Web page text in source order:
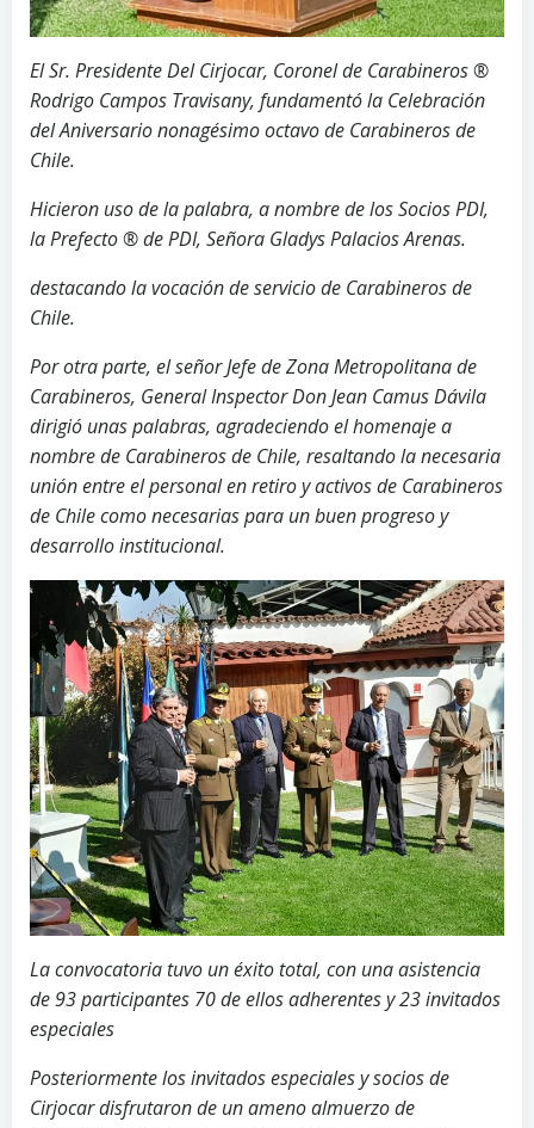
El Sr. Presidente Del Cirjocar, Coronel de Carabineros ®
Rodrigo Campos Travisany, fundamentó la Celebración
del Aniversario nonagésimo octavo de Carabineros de
Chile.
Hicieron uso de la palabra, a nombre de los Socios PDI,
la Prefecto ® de PDI, Señora Gladys Palacios Arenas.
destacando la vocación de servicio de Carabineros de
Chile.
Por otra parte, el señor Jefe de Zona Metropolitana de
Carabineros, General Inspector Don Jean Camus Dávila
dirigió unas palabras, agradeciendo el homenaje a
nombre de Carabineros de Chile, resaltando la necesaria
unión entre el personal en retiro y activos de Carabineros
de Chile como necesarias para un buen progreso y
desarrollo institucional.
La convocatoria tuvo un éxito total, con una asistencia
de 93 participantes 70 de ellos adherentes y 23 invitados
especiales
Posteriormente los invitados especiales y socios de
Cirjocar disfrutaron de un ameno almuerzo de